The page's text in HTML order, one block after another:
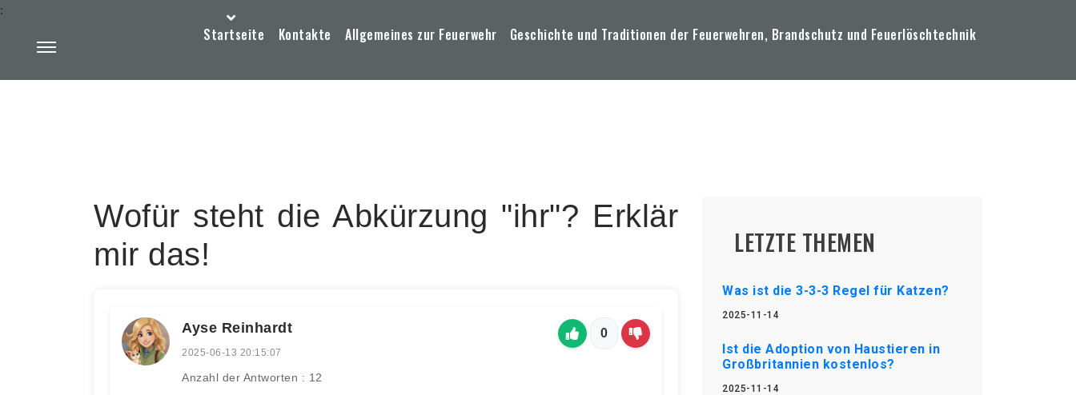
Startseite Kontakte Allgemeines zur Feuerwehr Geschichte und Traditionen der Feuerwehren, Brandschutz und Feuerlöschtechnik
:
Wofür steht die Abkürzung "ihr"? Erklär
mir das!
Ayse Reinhardt
2025-06-13 20:15:07
Anzahl der Antworten : 12
0
LETZTE THEMEN
Was ist die 3-3-3 Regel für Katzen?
2025-11-14
Ist die Adoption von Haustieren in
Großbritannien kostenlos?
2025-11-14